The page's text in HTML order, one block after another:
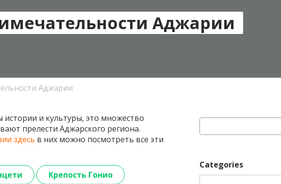
Аджарии
Аджарии
и культуры, это множество
прелести Аджарского региона.
здесь в них можно посмотреть все эти
Крепость Гонио
for:
Categories